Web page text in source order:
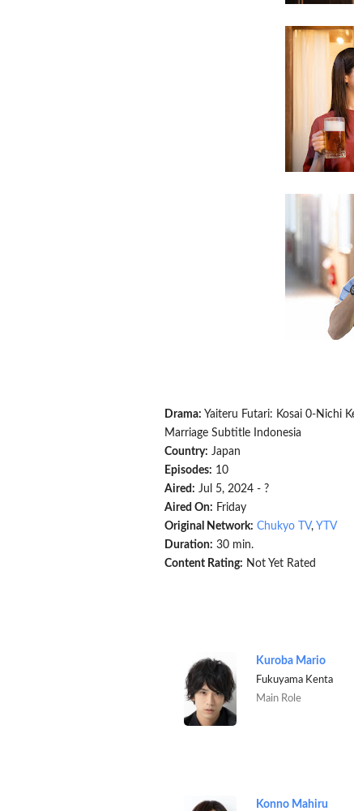
Drama: Yaiteru Futari: Kosai 0-Nichi
Marriage Subtitle Indonesia
Country: Japan
Episodes: 10
Aired: Jul 5, 2024 - ?
Aired On: Friday
Original Network: Chukyo TV, YTV
Duration: 30 min.
Content Rating: Not Yet Rated
Kuroba Mario
Fukuyama Kenta
Main Role
Konno Mahiru